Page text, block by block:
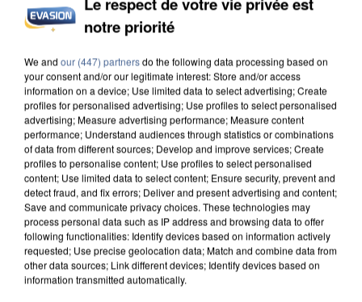
INCENDIES : L’ÎLE-DE-FRANCE LANCE UN ÉLAN
DE SOLIDARITÉ AVEC LES...
notre priorité
We and our (447) partnersdo the following data processing based on
your consent and/or our legitimate interest: Store and/or access
information on a device; Use limited data to select advertising; Create
profiles for personalised advertising; Use profiles to select personalised
advertising; Measure advertising performance; Measure content
performance; Understand audiences through statistics or combinations
of data from different sources; Develop and improve services; Create
profiles to personalise content; Use profiles to select personalised
content; Use limited data to select content; Ensure security, prevent and
detect fraud, and fix errors; Deliver and present advertising and content;
Save and communicate privacy choices. These technologies may
process personal data such as IP address and browsing data to offer
following functionalities: Identify devices based on information actively
requested; Use precise geolocation data; Match and combine data from
other data sources; Link different devices; Identify devices based on
information transmitted automatically.